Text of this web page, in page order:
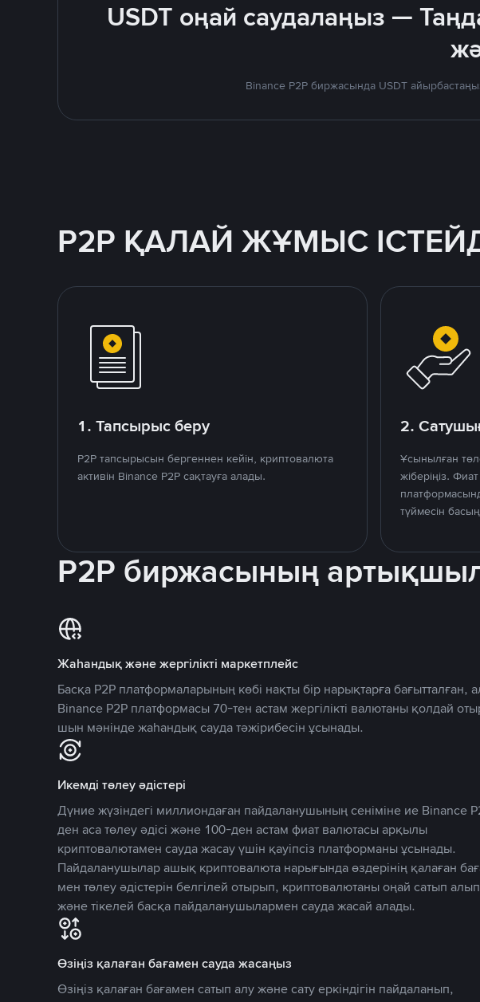
USDT оңай саудалаңыз —
Binance P2P биржасында USDT
P2P ҚАЛАЙ ЖҰМЫС
1. Тапсырыс беру
P2P тапсырысын бергеннен кейін, криптовалюта
активін Binance P2P сақтауға алады.
2.
Ұсынылған
жіберіңіз.
түймесін
P2P биржасының
Жаһандық және жергілікті маркетплейс
Басқа P2P платформаларының көбі нақты бір нарықтарға бағытталған,
Binance P2P платформасы 70-тен астам жергілікті валютаны қолдай
шын мәнінде жаһандық сауда тәжірибесін ұсынады.
Икемді төлеу әдістері
Дүние жүзіндегі миллиондаған пайдаланушының сеніміне ие Binance
ден аса төлеу әдісі және 100-ден астам фиат валютасы арқылы
криптовалютамен сауда жасау үшін қауіпсіз платформаны ұсынады.
Пайдаланушылар ашық криптовалюта нарығында өздерінің қалаған
мен төлеу әдістерін белгілей отырып, криптовалютаны оңай сатып
және тікелей басқа пайдаланушылармен сауда жасай алады.
Өзіңіз қалаған бағамен сауда жасаңыз
Өзіңіз қалаған бағамен сатып алу және сату еркіндігін пайдаланып,